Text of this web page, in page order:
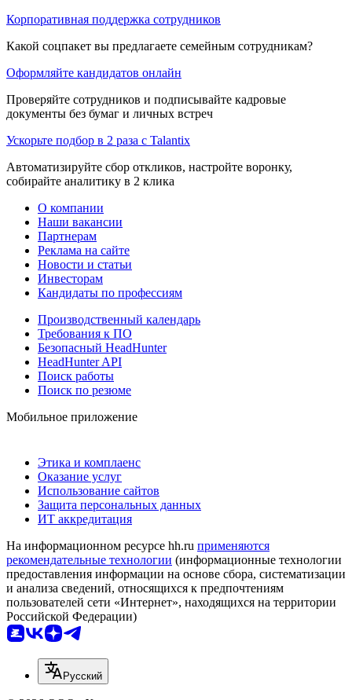
Корпоративная поддержка сотрудников
Какой соцпакет вы предлагаете семейным сотрудникам?
Оформляйте кандидатов онлайн
Проверяйте сотрудников и подписывайте кадровые
документы без бумаг и личных встреч
Ускорьте подбор в 2 раза с Talantix
Автоматизируйте сбор откликов, настройте воронку,
собирайте аналитику в 2 клика
О компании
Наши вакансии
Партнерам
Реклама на сайте
Новости и статьи
Инвесторам
Кандидаты по профессиям
Производственный календарь
Требования к ПО
Безопасный HeadHunter
HeadHunter API
Поиск работы
Поиск по резюме
Мобильное приложение
Этика и комплаенс
Оказание услуг
Использование сайтов
Защита персональных данных
ИТ аккредитация
На информационном ресурсе hh.ru применяются
рекомендательные технологии (информационные технологии
предоставления информации на основе сбора, систематизации
и анализа сведений, относящихся к предпочтениям
пользователей сети «Интернет», находящихся на территории
Российской Федерации)
Русский